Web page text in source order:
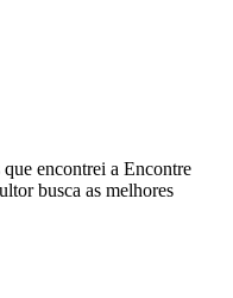
encontrei a Encontre
busca as melhores